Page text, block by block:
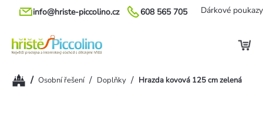
Přejít
608 565 705
info@hriste-piccolino.cz Dárkové poukazy
Domů/ Osobní řešení / Doplňky / Hrazda kovová 125 cm zelená